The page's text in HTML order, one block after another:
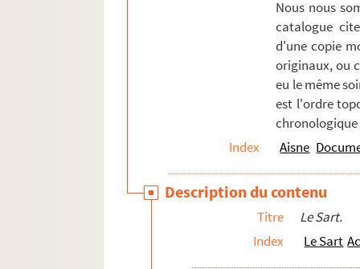
Puisieux-et-Clanlieu
Renansart
Nous nous
catalogue
d'une copie
originaux, ou
eu le même
est l'ordre
chronologique
Index
Aisne
Description du contenu
Titre
Le Sart.
Index
Le Sart